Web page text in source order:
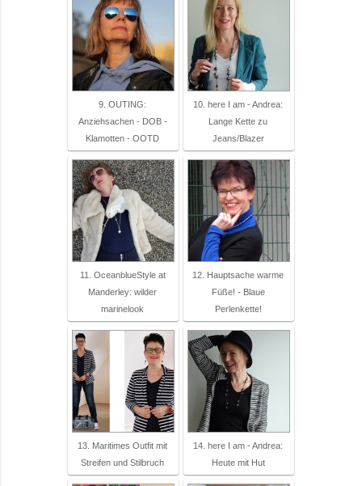
9. OUTING:
Anziehsachen - DOB -
Klamotten - OOTD
10. here I am - Andrea:
Lange Kette zu
Jeans/Blazer
11. OceanblueStyle at
Manderley: wilder
marinelook
12. Hauptsache warme
Füße! - Blaue
Perlenkette!
13. Maritimes Outfit mit
Streifen und Stilbruch
14. here I am - Andrea:
Heute mit Hut